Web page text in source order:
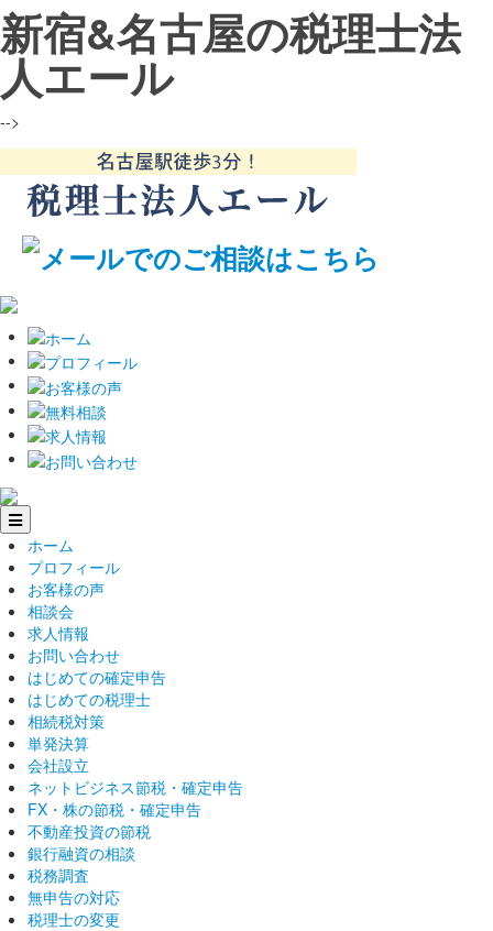
新宿&名古屋の税理士法
人エール
-->
ホーム
プロフィール
お客様の声
相談会
求人情報
お問い合わせ
はじめての確定申告
はじめての税理士
相続税対策
単発決算
会社設立
ネットビジネス節税・確定申告
FX・株の節税・確定申告
不動産投資の節税
銀行融資の相談
税務調査
無申告の対応
税理士の変更